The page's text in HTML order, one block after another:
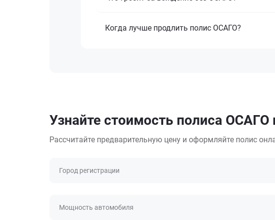
Когда лучше продлить полис ОСАГО?
Узнайте стоимость полиса ОСАГО
Рассчитайте предварительную цену и оформляйте полис
Город регистрации
Мощность автомобиля